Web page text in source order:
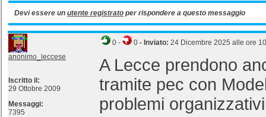
Devi essere un utente registrato per rispondere a questo messaggio
anonimo_leccese
Iscritto il:
29 Ottobre 2009
Messaggi:
7395
0 - 0 - Inviato: 24 Dicembre 2025 alle ore
A Lecce prendono
tramite pec con
problemi